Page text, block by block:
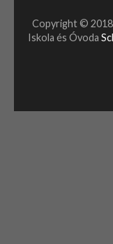
Copyright © 2018
Iskola és Óvoda